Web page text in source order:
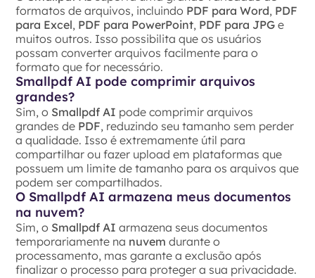
formatos de arquivos, incluindo PDF para Word, PDF
para Excel, PDF para PowerPoint, PDF para JPG e
muitos outros. Isso possibilita que os usuários
possam converter arquivos facilmente para o
formato que for necessário.
Smallpdf AI pode comprimir arquivos
grandes?
Sim, o Smallpdf AI pode comprimir arquivos
grandes de PDF, reduzindo seu tamanho sem perder
a qualidade. Isso é extremamente útil para
compartilhar ou fazer upload em plataformas que
possuem um limite de tamanho para os arquivos que
podem ser compartilhados.
O Smallpdf AI armazena meus documentos
na nuvem?
Sim, o Smallpdf AI armazena seus documentos
temporariamente na nuvem durante o
processamento, mas garante a exclusão após
finalizar o processo para proteger a sua privacidade.